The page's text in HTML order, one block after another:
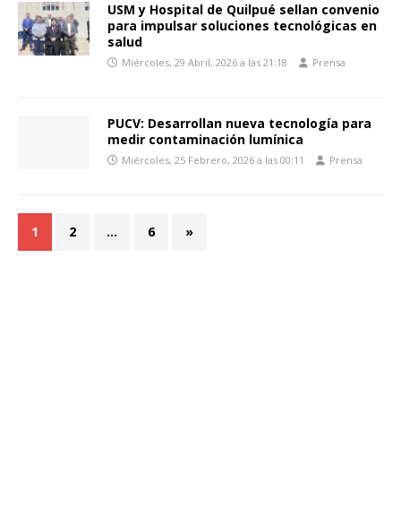
USM y Hospital de Quilpué sellan convenio
para impulsar soluciones tecnológicas en
salud
Miércoles, 29 Abril, 2026 a las 21:18 Prensa
PUCV: Desarrollan nueva tecnología para
medir contaminación lumínica
Miércoles, 25 Febrero, 2026 a las 00:11 Prensa
1 2 … 6 »